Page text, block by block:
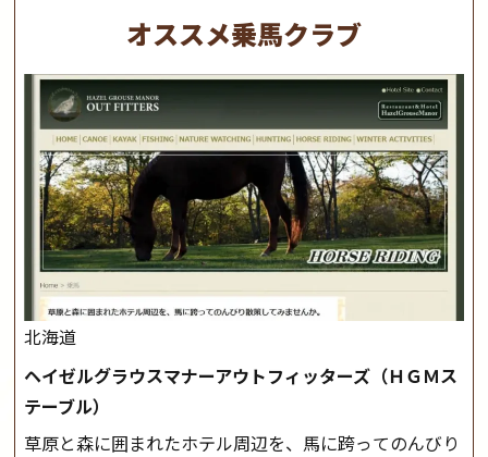
オススメ乗馬クラブ
北海道
ヘイゼルグラウスマナーアウトフィッターズ（ＨＧＭス
テーブル）
草原と森に囲まれたホテル周辺を、馬に跨ってのんびり